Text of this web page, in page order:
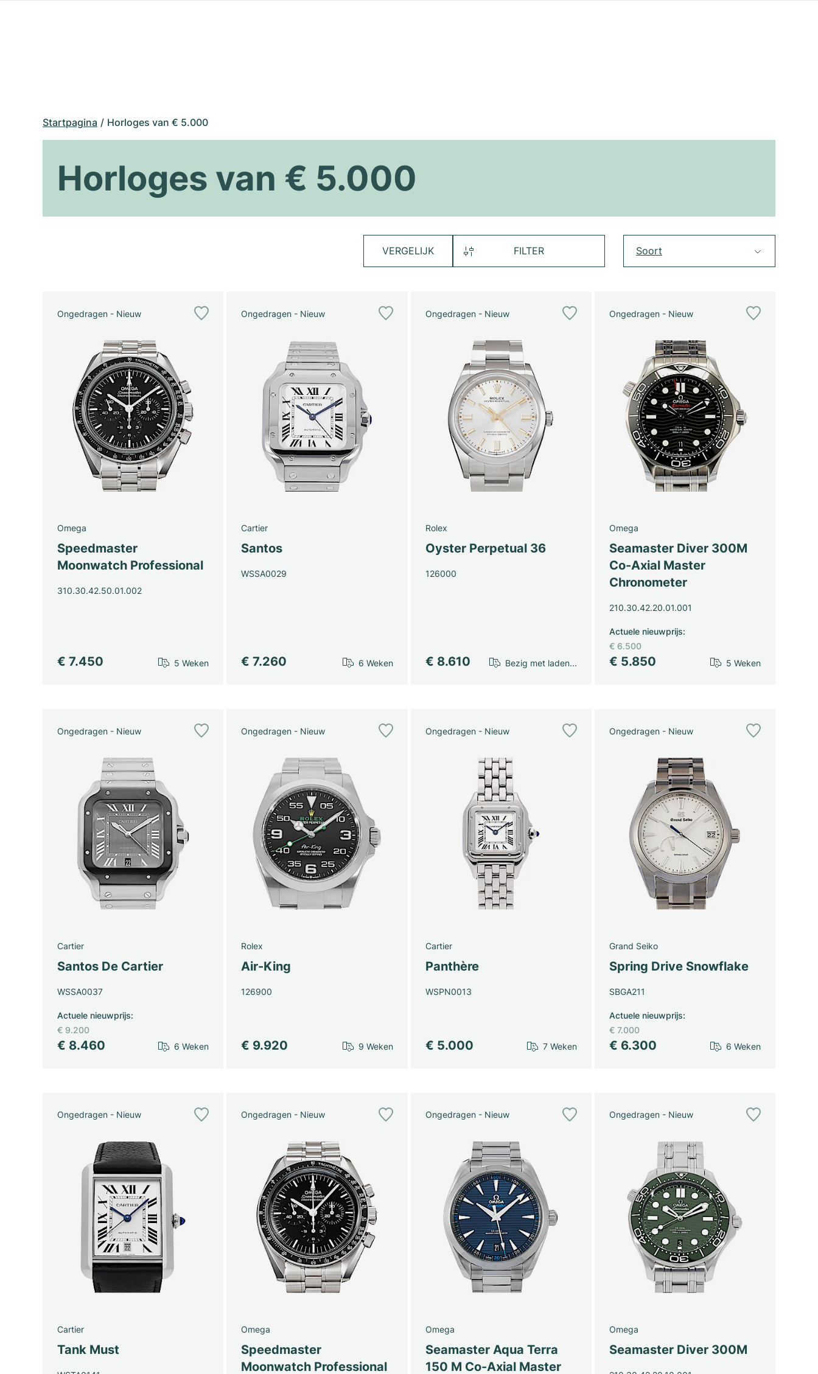
Startpagina Horloges van € 5.000
Horloges van € 5.000
VERGELIJK FILTER Soort
Ongedragen - Nieuw
Omega
Speedmaster
Moonwatch Professional
310.30.42.50.01.002
€ 7.450 5 Weken
Ongedragen - Nieuw
Cartier
Santos
WSSA0029
€ 7.260 6 Weken
Ongedragen - Nieuw
Rolex
Oyster Perpetual 36
126000
€ 8.610 Bezig met laden...
Ongedragen - Nieuw
Omega
Seamaster Diver 300M
Co-Axial Master
Chronometer
210.30.42.20.01.001
€ 5.850
Actuele nieuwprijs:
€ 6.500
5 Weken
Ongedragen - Nieuw
Cartier
Santos De Cartier
WSSA0037
€ 8.460
Actuele nieuwprijs:
€ 9.200
6 Weken
Ongedragen - Nieuw
Rolex
Air-King
126900
€ 9.920 9 Weken
Ongedragen - Nieuw
Cartier
Panthère
WSPN0013
€ 5.000 7 Weken
Ongedragen - Nieuw
Grand Seiko
Spring Drive Snowflake
SBGA211
€ 6.300
Actuele nieuwprijs:
€ 7.000
6 Weken
Ongedragen - Nieuw
Cartier
Tank Must
Ongedragen - Nieuw
Omega
Speedmaster
Moonwatch Professional
Ongedragen - Nieuw
Omega
Seamaster Aqua Terra
150 M Co-Axial Master
Ongedragen - Nieuw
Omega
Seamaster Diver 300M